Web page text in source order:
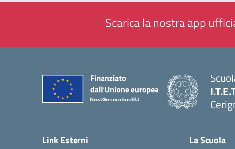
Scarica la nostra app
Link Esterni La Scuola